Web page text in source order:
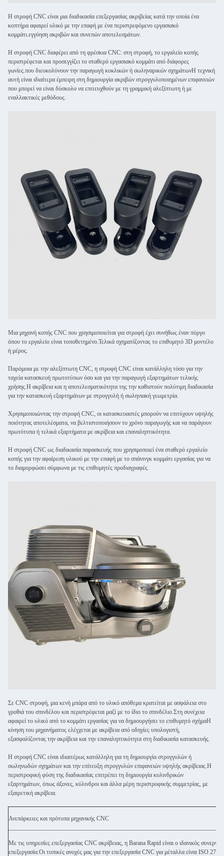
Η στροφή CNC είναι μια διαδικασία επεξεργασίας ακριβείας κατά την οποία ένα
κοπτήρα αφαιρεί υλικό με την επαφή με ένα περιστρεφόμενο εργασιακό
κομμάτι.εγγύηση ακριβών και συνεπών αποτελεσμάτων.
Η στροφή CNC διαφέρει από τη φρέσκια CNC: στη στροφή, το εργαλείο κοπής
περιστρέφεται και προσεγγίζει το σταθερό εργασιακό κομμάτι από διάφορες
γωνίες.που διευκολύνουν την παραγωγή κυκλικών ή σωληναρικών σχημάτωνΗ τεχνική
αυτή είναι ιδιαίτερα έμπειρη στη δημιουργία ακριβών στρογγυλοποιημένων επιφανειών
που μπορεί να είναι δύσκολο να επιτευχθούν με τη γραμμική αλεξίπτωτη ή με
εναλλακτικές μεθόδους.
Μια μηχανή κοπής CNC που χρησιμοποιείται για στροφή έχει συνήθως έναν πύργο
όπου το εργαλείο είναι τοποθετημένο.Τελικά σχηματίζοντας το επιθυμητό 3D μοντέλο
ή μέρος.
Παρόμοια με την αλεξίπτωτη CNC, η στροφή CNC είναι κατάλληλη τόσο για την
ταχεία κατασκευή πρωτοτύπων όσο και για την παραγωγή εξαρτημάτων τελικής
χρήσης.Η ακρίβεια και η αποτελεσματικότητα της την καθιστούν πολύτιμη διαδικασία
για την κατασκευή εξαρτημάτων με στρογγυλή ή σωληνιακή γεωμετρία.
Χρησιμοποιώντας την στροφή CNC, οι κατασκευαστές μπορούν να επιτύχουν υψηλής
ποιότητας αποτελέσματα, να βελτιστοποιήσουν το χρόνο παραγωγής και να παράγουν
πρωτότυπα ή τελικά εξαρτήματα με ακρίβεια και επαναληπτικότητα.
Η στροφή CNC ως διαδικασία παρασκευής που χρησιμοποιεί ένα σταθερό εργαλείο
κοπής για την αφαίρεση υλικού με την επαφή με το σπάνινγκ κομμάτι εργασίας για να
το διαμορφώσει σύμφωνα με τις επιθυμητές προδιαγραφές.
Σε CNC στροφή, μια κενή μπάρα από το υλικό απόθεμα κρατείται με ασφάλεια στο
γροθιά του σπινδέλου και περιστρέφεται μαζί με το ίδιο το σπινδέλιο.Στη συνέχεια
αφαιρεί το υλικό από το κομμάτι εργασίας για να δημιουργήσει το επιθυμητό σχήμαΗ
κίνηση του μηχανήματος ελέγχεται με ακρίβεια από οδηγίες υπολογιστή,
εξασφαλίζοντας την ακρίβεια και την επαναληπτικότητα στη διαδικασία κατασκευής.
Η στροφή CNC είναι ιδιαιτέρως κατάλληλη για τη δημιουργία στρογγυλών ή
σωληνωδών σχημάτων και την επίτευξη στρογγυλών επιφανειών υψηλής ακρίβειας.Η
περιστροφική φύση της διαδικασίας επιτρέπει τη δημιουργία κυλινδρικών
εξαρτημάτων, όπως άξονες, κύλινδροι και άλλα μέρη περιστροφικής συμμετρίας, με
εξαιρετική ακρίβεια.
Ανεπάρκειες και πρότυπα μηχανικής CNC
Με τις υπηρεσίες επεξεργασίας CNC ακρίβειας, η Barana Rapid είναι ο ιδανικός
επεξεργασία.Οι τυπικές ανοχές μας για την επεξεργασία CNC για μέταλλα είναι ISO